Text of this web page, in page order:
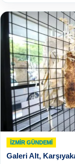
İZMIR GÜNDEMI
Galeri Alt,